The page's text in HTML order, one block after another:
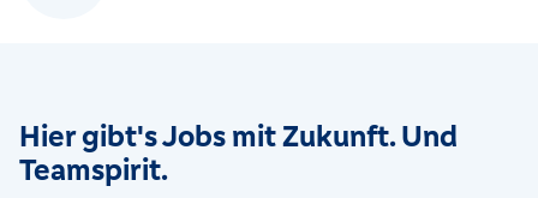
Hier gibt's Jobs mit Zukunft. Und
Teamspirit.